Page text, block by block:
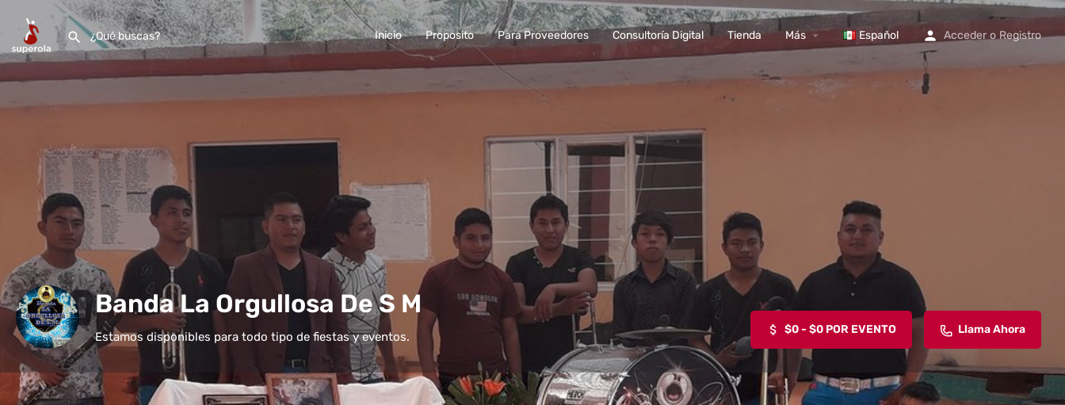
Inicio Proposito Para Proveedores Consultoría Digital Tienda Más Español Acceder o Registro
Banda La Orgullosa De S M
Estamos disponibles para todo tipo de fiestas y eventos. $0 - $0 POR EVENTO Llama Ahora
Perfil Explorar los Videos Audios Solicitud de Reserva Comentarios 0 Eventos